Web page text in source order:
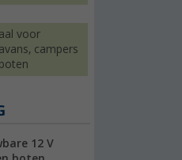
voor
campers
12 V